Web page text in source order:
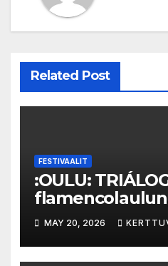
Related Post
FESTIVAALIT
:OULU:
musiikin ja
välinen trialogi
MAY 20, 2026